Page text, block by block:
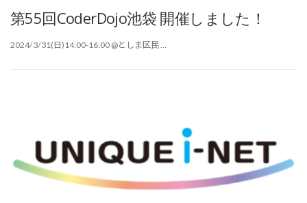
第55回CoderDojo池袋 開催しました！
2024/3/31(日)14:00-16:00 @としま区民 …